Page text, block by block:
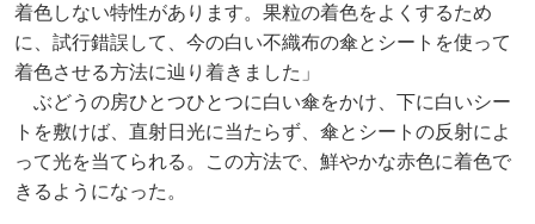
着色しない特性があります。果粒の着色をよくするため
に、試行錯誤して、今の白い不織布の傘とシートを使って
着色させる方法に辿り着きました」
ぶどうの房ひとつひとつに白い傘をかけ、下に白いシー
トを敷けば、直射日光に当たらず、傘とシートの反射によ
って光を当てられる。この方法で、鮮やかな赤色に着色で
きるようになった。